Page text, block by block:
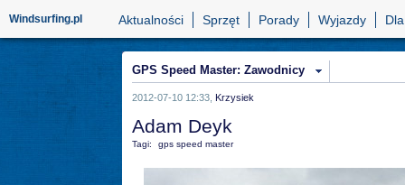
Windsurfing.pl Aktualności Sprzęt Porady Wyjazdy
GPS Speed Master: Zawodnicy
2012-07-10 12:33, Krzysiek
Adam Deyk
Tagi: gps speed master